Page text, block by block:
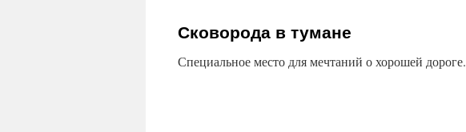
Сковорода в тумане
Специальное место для мечтаний о хорошей дороге.